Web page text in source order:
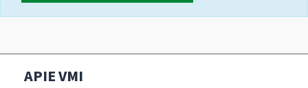
APIE VMI